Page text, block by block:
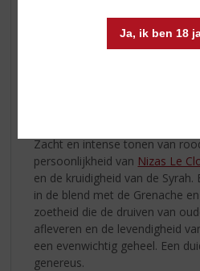
Ja, ik ben 18
spontaan op gang komt. Zodra
Zacht en intense tonen van
persoonlijkheid van Nizas Le
en de kruidigheid van de
in de blend met de Grenache
zoetheid die de druiven van
afleveren en de levendigheid
een evenwichtig geheel. Een
genereus.